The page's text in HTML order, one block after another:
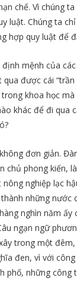
chế. Vì chúng
luật. Chúng ta
hợp quy luật để
mệnh của
được cái
khoa học
khác để đi qua
đơn giản.
chủ phong kiến,
nghiệp lạc
những nước
nghìn năm ấy
ngạn ngữ
trong một
đen, vì với
phố, những công